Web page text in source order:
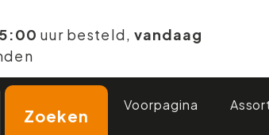
uur besteld, vandaag
Zoeken
Voorpagina